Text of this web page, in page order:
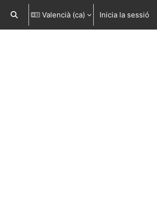
Commuta l'entrada de la cerca
Valencià ‎(ca)‎ Inicia la sessió